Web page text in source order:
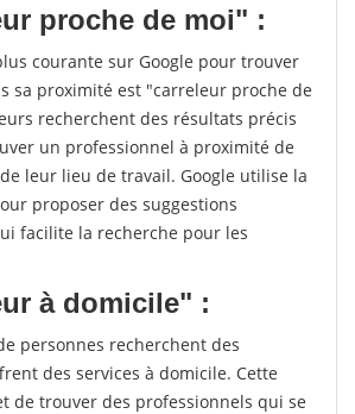
proche de moi" :
courante sur Google pour trouver
sa proximité est "carreleur proche de
recherchent des résultats précis
un professionnel à proximité de
leur lieu de travail. Google utilise la
proposer des suggestions
facilite la recherche pour les
à domicile" :
personnes recherchent des
des services à domicile. Cette
de trouver des professionnels qui se